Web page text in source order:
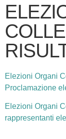
Elezioni Organi
Proclamazione
Elezioni Organi
rappresentanti